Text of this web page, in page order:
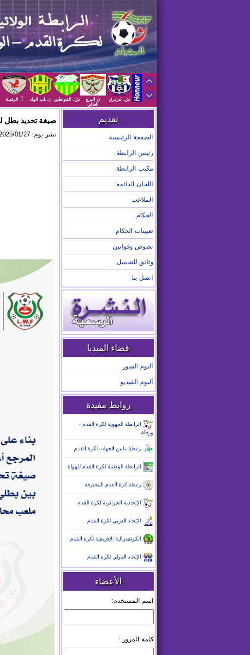
ش. ليزيرق
ن البرج
العالي
ش. القواطين ن.باب الواد أ. الرقيبة
تقديم
الصفحة الرئيسية
رئيس الرابطة
مكتب الرابطة
اللجان الدائمة
الملاعب
الحكام
تعيينات الحكام
نصوص وقوانين
وثائق للتحميل
اتصل بنا
فضاء الميديا
ألبوم الصور
ألبوم الفيديو
روابط مفيدة
الرابطة الجهوية لكرة القدم -
ورقلة
رابطة مابين الجهات لكرة القدم
الرابطة الوطنية لكرة القدم للهواة
رابطة كرة القدم المحترفة
الإتحادية الجزائرية لكرة القدم
الإتحاد العربي لكرة القدم
الكونفدرالية الإفريقية لكرة القدم
الإتحاد الدولي لكرة القدم
الأعضاء
اسم المستخدم:
كلمة المرور :
صيغة تحديد بطل
نشر يوم: 2025/01/27 على الساعة 11:55